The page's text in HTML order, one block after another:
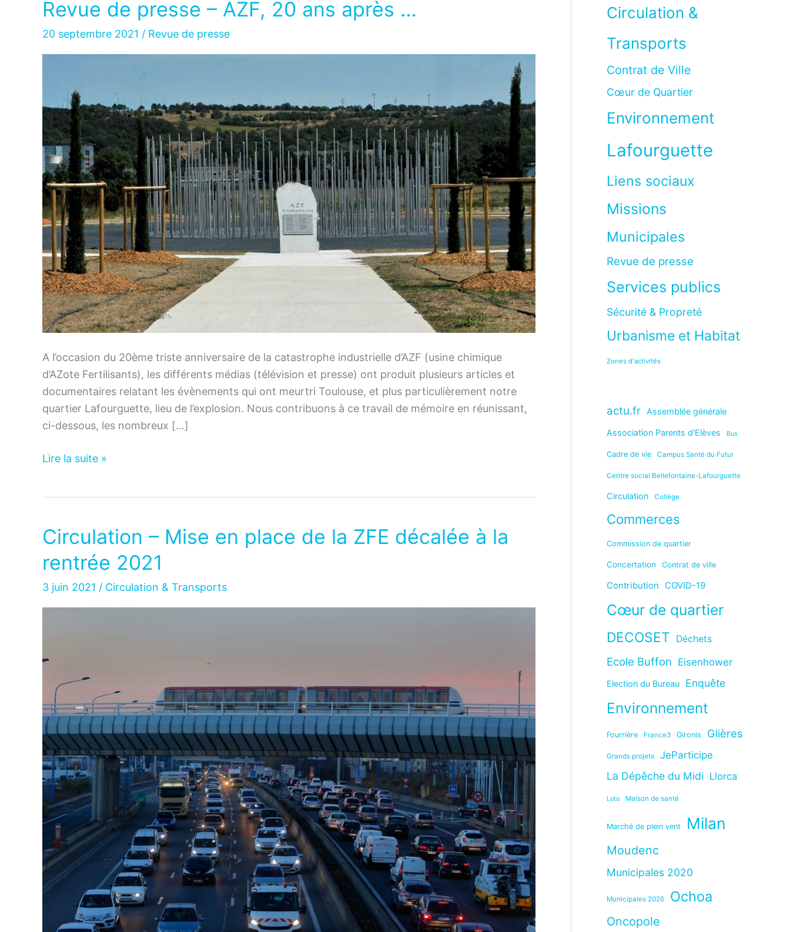
Revue de presse – AZF, 20 ans après …
20 septembre 2021 / Revue de presse
A l’occasion du 20ème triste anniversaire de la catastrophe industrielle d’AZF (usine chimique
d’AZote Fertilisants), les différents médias (télévision et presse) ont produit plusieurs articles et
documentaires relatant les évènements qui ont meurtri Toulouse, et plus particulièrement notre
quartier Lafourguette, lieu de l’explosion. Nous contribuons à ce travail de mémoire en réunissant,
ci-dessous, les nombreux […]
Revue
AZF,
20
ans
…
Lire la suite »
Circulation – Mise en place de la ZFE décalée à la
rentrée 2021
3 juin 2021 / Circulation & Transports
Circulation &
Transports
Contrat de Ville
Cœur de Quartier
Environnement
Lafourguette
Liens sociaux
Missions
Municipales
Revue de presse
Services publics
Sécurité & Propreté
Urbanisme et Habitat
Zones d'activités
actu.fr Assemblée générale
Association Parents d'Elèves Bus
Cadre de vie Campus Santé du Futur
Centre social Bellefontaine-Lafourguette
Circulation Collège
Commerces
Commission de quartier
Concertation Contrat de ville
Contribution COVID-19
Cœur de quartier
DECOSET Déchets
Ecole Buffon Eisenhower
Election du Bureau Enquête
Environnement
Fourrière France3 Gironis Glières
Grands projets JeParticipe
La Dépêche du Midi Llorca
Loto Maison de santé
Marché de plein vent Milan
Moudenc
Municipales 2020
Municipales 2026 Ochoa
Oncopole